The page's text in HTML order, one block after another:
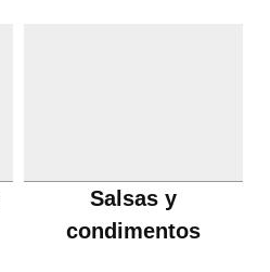
Salsas y
condimentos